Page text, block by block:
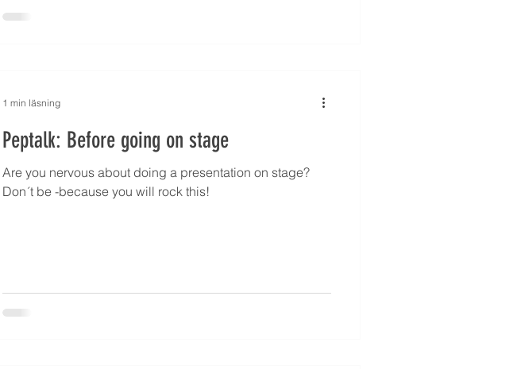
Peptalk: Before going on stage
Are you nervous about doing a presentation on stage?
Don´t be -because you will rock this!
1 min läsning